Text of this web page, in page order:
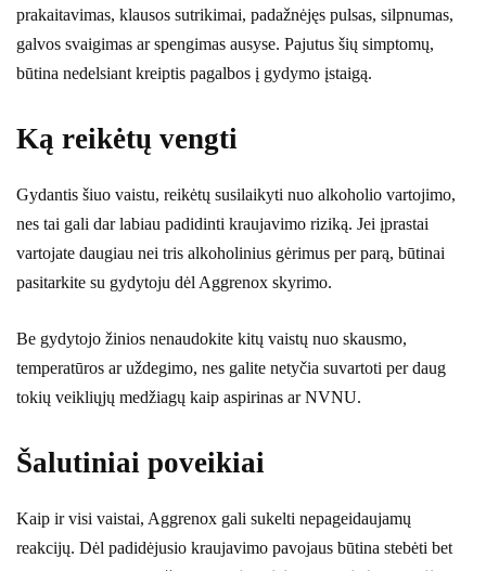
prakaitavimas, klausos sutrikimai, padažnėjęs pulsas, silpnumas,
galvos svaigimas ar spengimas ausyse. Pajutus šių simptomų,
būtina nedelsiant kreiptis pagalbos į gydymo įstaigą.
Ką reikėtų vengti
Gydantis šiuo vaistu, reikėtų susilaikyti nuo alkoholio vartojimo,
nes tai gali dar labiau padidinti kraujavimo riziką. Jei įprastai
vartojate daugiau nei tris alkoholinius gėrimus per parą, būtinai
pasitarkite su gydytoju dėl Aggrenox skyrimo.
Be gydytojo žinios nenaudokite kitų vaistų nuo skausmo,
temperatūros ar uždegimo, nes galite netyčia suvartoti per daug
tokių veikliųjų medžiagų kaip aspirinas ar NVNU.
Šalutiniai poveikiai
Kaip ir visi vaistai, Aggrenox gali sukelti nepageidaujamų
reakcijų. Dėl padidėjusio kraujavimo pavojaus būtina stebėti bet